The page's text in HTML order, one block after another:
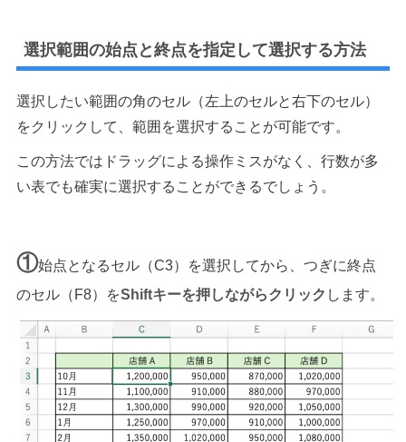
選択範囲の始点と終点を指定して選択する方法
選択したい範囲の角のセル（左上のセルと右下のセル）
をクリックして、範囲を選択することが可能です。
この方法ではドラッグによる操作ミスがなく、行数が多
い表でも確実に選択することができるでしょう。
①始点となるセル（C3）を選択してから、つぎに終点
のセル（F8）をShiftキーを押しながらクリック します。